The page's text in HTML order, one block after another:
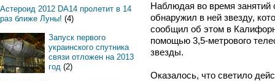
Астероид 2012 DA14 пролетит в 14
раз ближе Луны! (4)
Запуск первого
украинского спутника
связи отложен на 2013
год (2)
Наблюдая во время занятий
обнаружил в ней звезду,
сообщил об этом в
помощью 3,5-метрового
звезды.
Оказалось, что светило